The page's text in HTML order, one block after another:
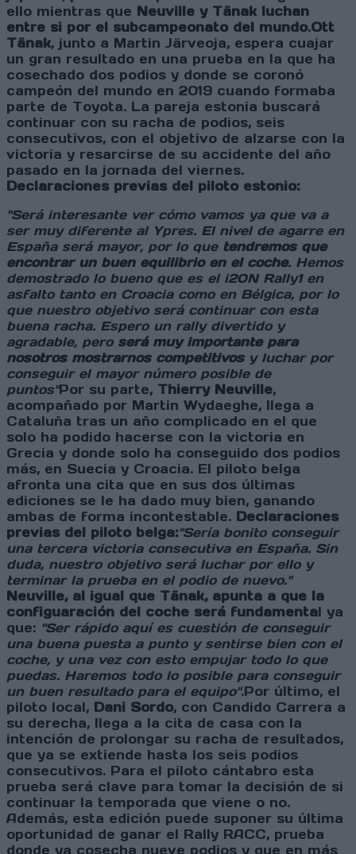
ello mientras que Neuville y Tänak luchan
entre si por el subcampeonato del mundo.Ott
Tänak, junto a Martin Järveoja, espera cuajar
un gran resultado en una prueba en la que ha
cosechado dos podios y donde se coronó
campeón del mundo en 2019 cuando formaba
parte de Toyota. La pareja estonia buscará
continuar con su racha de podios, seis
consecutivos, con el objetivo de alzarse con la
victoria y resarcirse de su accidente del año
pasado en la jornada del viernes.
Declaraciones previas del piloto estonio:
"Será interesante ver cómo vamos ya que va a
ser muy diferente al Ypres. El nivel de agarre en
España será mayor, por lo que tendremos que
encontrar un buen equilibrio en el coche. Hemos
demostrado lo bueno que es el i20N Rally1 en
asfalto tanto en Croacia como en Bélgica, por lo
que nuestro objetivo será continuar con esta
buena racha. Espero un rally divertido y
agradable, pero será muy importante para
nosotros mostrarnos competitivosy luchar por
conseguir el mayor número posible de
puntos"Por su parte, Thierry Neuville,
acompañado por Martin Wydaeghe, llega a
Cataluña tras un año complicado en el que
solo ha podido hacerse con la victoria en
Grecia y donde solo ha conseguido dos podios
más, en Suecia y Croacia. El piloto belga
afronta una cita que en sus dos últimas
ediciones se le ha dado muy bien, ganando
ambas de forma incontestable. Declaraciones
previas del piloto belga:"Sería bonito conseguir
una tercera victoria consecutiva en España. Sin
duda, nuestro objetivo será luchar por ello y
terminar la prueba en el podio de nuevo."
Neuville, al igual que Tänak, apunta a que la
configuaración del coche será fundamental ya
que: "Ser rápido aquí es cuestión de conseguir
una buena puesta a punto y sentirse bien con el
coche, y una vez con esto empujar todo lo que
puedas. Haremos todo lo posible para conseguir
un buen resultado para el equipo".Por último, el
piloto local, Dani Sordo, con Candido Carrera a
su derecha, llega a la cita de casa con la
intención de prolongar su racha de resultados,
que ya se extiende hasta los seis podios
consecutivos. Para el piloto cántabro esta
prueba será clave para tomar la decisión de si
continuar la temporada que viene o no.
Además, esta edición puede suponer su última
oportunidad de ganar el Rally RACC, prueba
donde ya cosecha nueve podios y que en más